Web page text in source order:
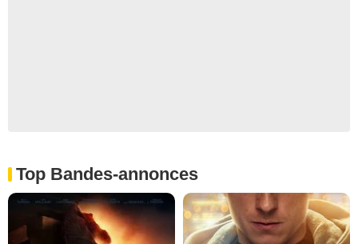
Top Bandes-annonces